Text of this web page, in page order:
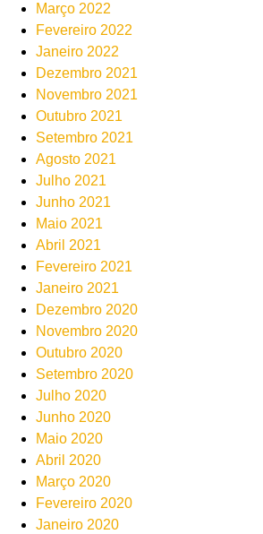
Março 2022
Fevereiro 2022
Janeiro 2022
Dezembro 2021
Novembro 2021
Outubro 2021
Setembro 2021
Agosto 2021
Julho 2021
Junho 2021
Maio 2021
Abril 2021
Fevereiro 2021
Janeiro 2021
Dezembro 2020
Novembro 2020
Outubro 2020
Setembro 2020
Julho 2020
Junho 2020
Maio 2020
Abril 2020
Março 2020
Fevereiro 2020
Janeiro 2020